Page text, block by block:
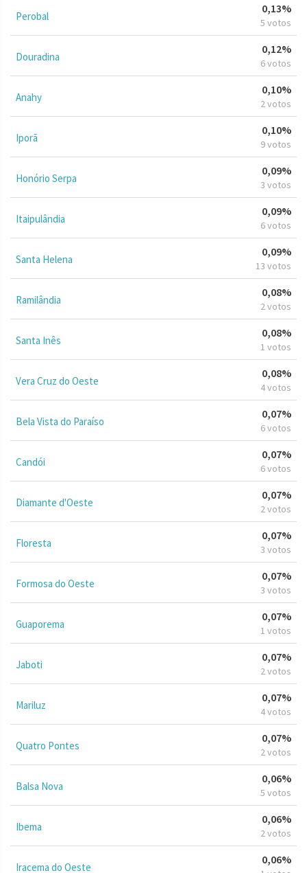
Perobal
0,13%
5 votos
Douradina
0,12%
6 votos
Anahy
0,10%
2 votos
Iporã
0,10%
9 votos
Honório Serpa
0,09%
3 votos
Itaipulândia
0,09%
6 votos
Santa Helena
0,09%
13 votos
Ramilândia
0,08%
2 votos
Santa Inês
0,08%
1 votos
Vera Cruz do Oeste
0,08%
4 votos
Bela Vista do Paraíso
0,07%
6 votos
Candói
0,07%
6 votos
Diamante d'Oeste
0,07%
2 votos
Floresta
0,07%
3 votos
Formosa do Oeste
0,07%
3 votos
Guaporema
0,07%
1 votos
Jaboti
0,07%
2 votos
Mariluz
0,07%
4 votos
Quatro Pontes
0,07%
2 votos
Balsa Nova
0,06%
5 votos
Ibema
0,06%
2 votos
Iracema do Oeste
0,06%